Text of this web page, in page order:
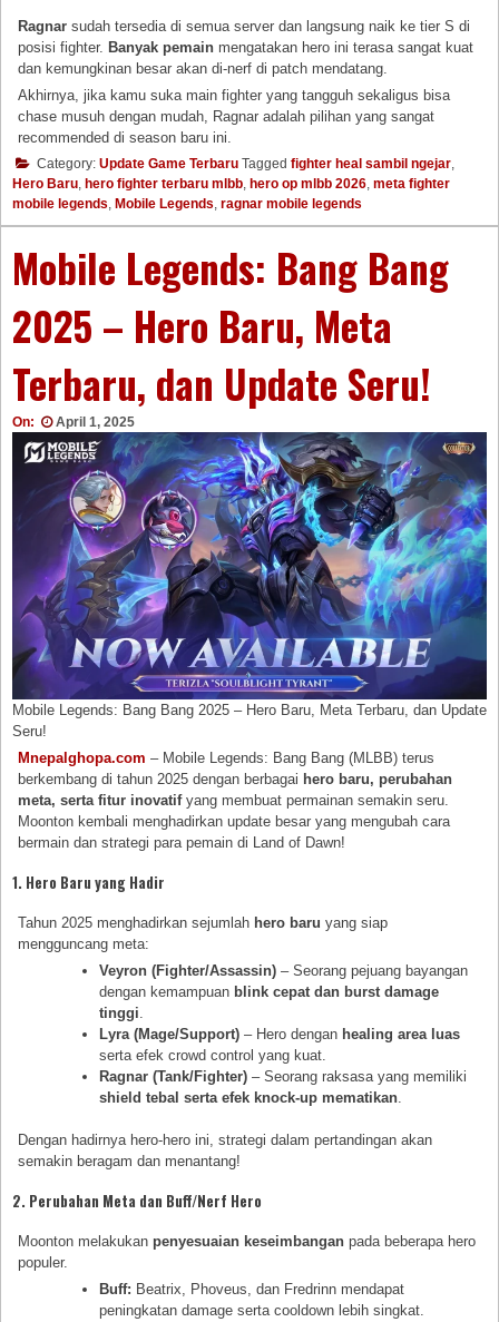
Ragnar sudah tersedia di semua server dan langsung naik ke tier S di
posisi fighter. Banyak pemain mengatakan hero ini terasa sangat kuat
dan kemungkinan besar akan di-nerf di patch mendatang.
Akhirnya, jika kamu suka main fighter yang tangguh sekaligus bisa
chase musuh dengan mudah, Ragnar adalah pilihan yang sangat
recommended di season baru ini.
Category: Update Game Terbaru Tagged fighter heal sambil ngejar,
Hero Baru, hero fighter terbaru mlbb, hero op mlbb 2026, meta fighter
mobile legends, Mobile Legends, ragnar mobile legends
Mobile Legends: Bang Bang
2025 – Hero Baru, Meta
Terbaru, dan Update Seru!
On: April 1, 2025
Mobile Legends: Bang Bang 2025 – Hero Baru, Meta Terbaru, dan Update
Seru!
Mnepalghopa.com – Mobile Legends: Bang Bang (MLBB) terus
berkembang di tahun 2025 dengan berbagai hero baru, perubahan
meta, serta fitur inovatifyang membuat permainan semakin seru.
Moonton kembali menghadirkan update besar yang mengubah cara
bermain dan strategi para pemain di Land of Dawn!
1. Hero Baru yang Hadir
Tahun 2025 menghadirkan sejumlah hero baru yang siap
mengguncang meta:
Veyron (Fighter/Assassin) – Seorang pejuang bayangan
dengan kemampuan blink cepat dan burst damage
tinggi
Lyra (Mage/Support) – Hero dengan healing area luas
serta efek crowd control yang kuat.
Ragnar (Tank/Fighter) – Seorang raksasa yang memiliki
shield tebal serta efek knock-up mematikan
Dengan hadirnya hero-hero ini, strategi dalam pertandingan akan
semakin beragam dan menantang!
2. Perubahan Meta dan Buff/Nerf Hero
Moonton melakukan penyesuaian keseimbangan pada beberapa hero
populer.
Buff: Beatrix, Phoveus, dan Fredrinn mendapat
peningkatan damage serta cooldown lebih singkat.